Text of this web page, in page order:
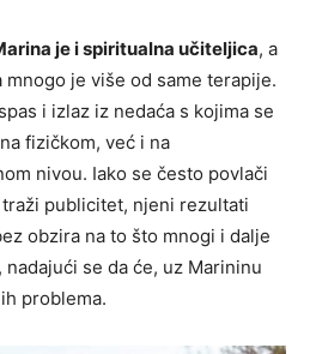
je i spiritualna učiteljica, a
je više od same terapije.
i izlaz iz nedaća s kojima se
fizičkom, već i na
nivou. Iako se često povlači
publicitet, njeni rezultati
obzira na to što mnogi i dalje
se da će, uz Marininu
problema.